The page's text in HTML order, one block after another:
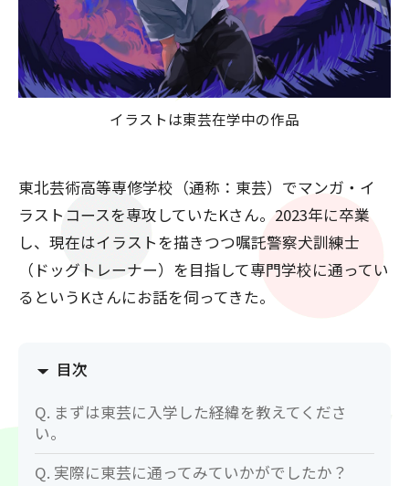
イラストは東芸在学中の作品
東北芸術高等専修学校（通称：東芸）でマンガ・イ
ラストコースを専攻していたKさん。2023年に卒業
し、現在はイラストを描きつつ嘱託警察犬訓練士
（ドッグトレーナー）を目指して専門学校に通ってい
るというKさんにお話を伺ってきた。
目次
Q. まずは東芸に入学した経緯を教えてくださ
い。
Q. 実際に東芸に通ってみていかがでしたか？